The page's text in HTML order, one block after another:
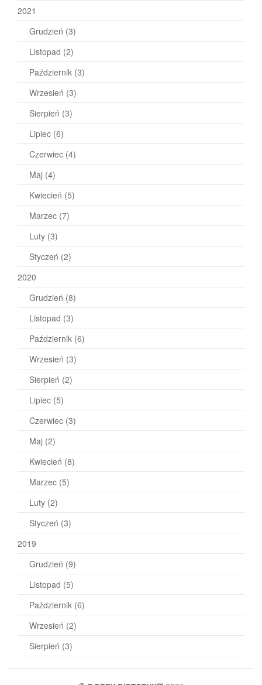
2021
Grudzień (3)
Listopad (2)
Październik (3)
Wrzesień (3)
Sierpień (3)
Lipiec (6)
Czerwiec (4)
Maj (4)
Kwiecień (5)
Marzec (7)
Luty (3)
Styczeń (2)
2020
Grudzień (8)
Listopad (3)
Październik (6)
Wrzesień (3)
Sierpień (2)
Lipiec (5)
Czerwiec (3)
Maj (2)
Kwiecień (8)
Marzec (5)
Luty (2)
Styczeń (3)
2019
Grudzień (9)
Listopad (5)
Październik (6)
Wrzesień (2)
Sierpień (3)